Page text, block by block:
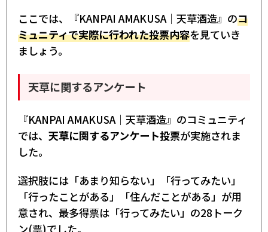
ここでは、『KANPAI AMAKUSA｜天草酒造』のコ
ミュニティで実際に行われた投票内容を見ていき
ましょう。
天草に関するアンケート
『KANPAI AMAKUSA｜天草酒造』のコミュニティ
では、 天草に関するアンケート投票が実施されま
した。
選択肢には「あまり知らない」「行ってみたい」
「行ったことがある」「住んだことがある」が用
意され、最多得票は「行ってみたい」の28トーク
ン(票)でした。